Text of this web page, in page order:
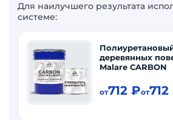
деревянных
Malare CARBON
от712 ₽от712
Для наилучшего результата
системе: